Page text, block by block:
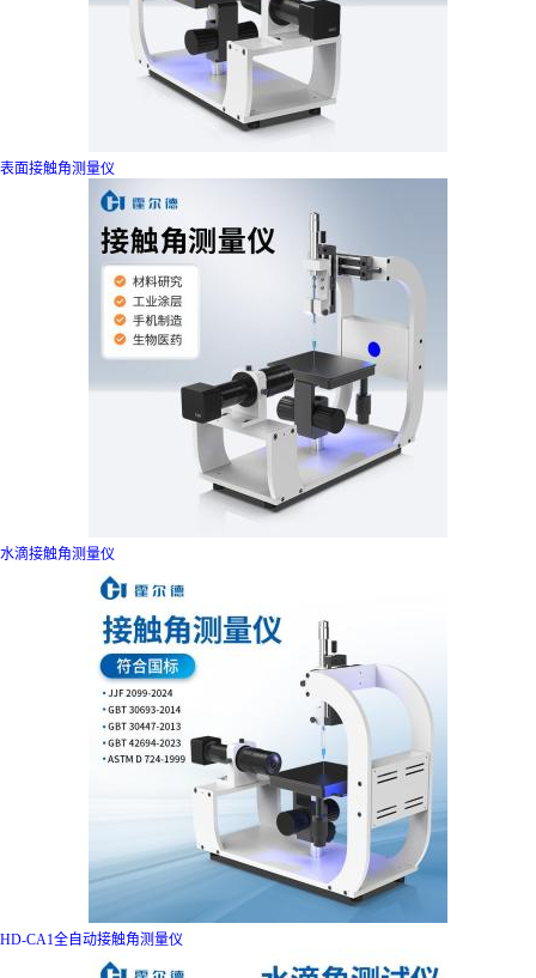
表面接触角测量仪
水滴接触角测量仪
HD-CA1全自动接触角测量仪